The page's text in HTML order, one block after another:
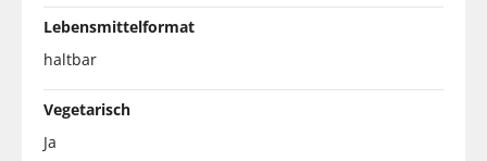
Lebensmittelformat
haltbar
Vegetarisch
Ja